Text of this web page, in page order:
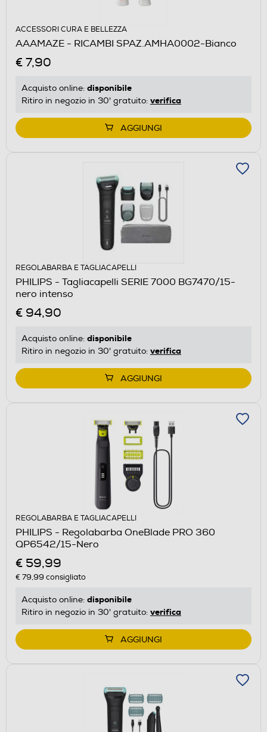
ACCESSORI CURA E BELLEZZA
AAAMAZE - RICAMBI SPAZ.AMHA0002-Bianco
€ 7,90
Acquisto online: disponibile
Ritiro in negozio in 30' gratuito: verifica
AGGIUNGI
REGOLABARBA E TAGLIACAPELLI
PHILIPS - Tagliacapelli SERIE 7000 BG7470/15-
nero intenso
€ 94,90
Acquisto online: disponibile
Ritiro in negozio in 30' gratuito: verifica
AGGIUNGI
REGOLABARBA E TAGLIACAPELLI
PHILIPS - Regolabarba OneBlade PRO 360
QP6542/15-Nero
€ 59,99
€ 79,99 consigliato
Acquisto online: disponibile
Ritiro in negozio in 30' gratuito: verifica
AGGIUNGI